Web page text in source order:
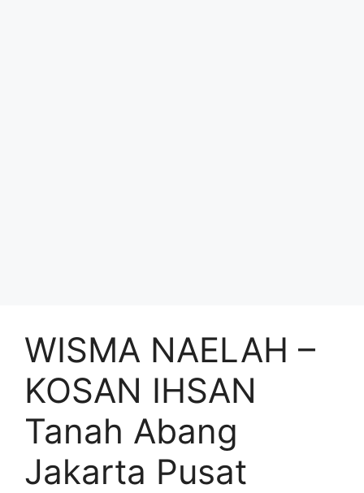
WISMA NAELAH –
KOSAN IHSAN
Tanah Abang
Jakarta Pusat